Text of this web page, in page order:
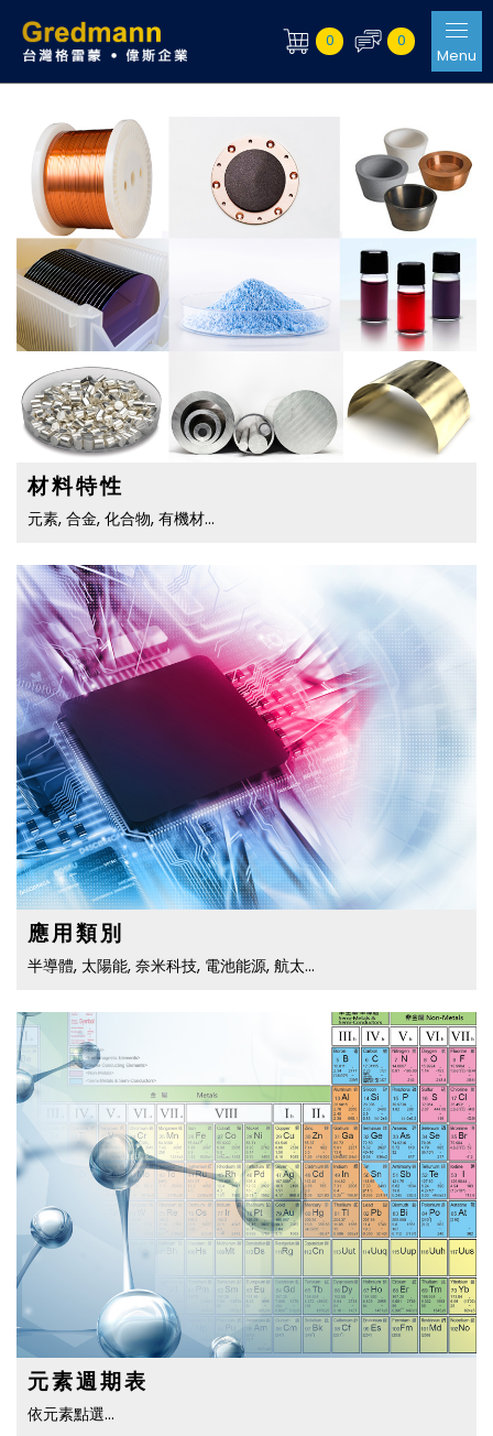
0
0
Menu
材料特性
元素, 合金, 化合物, 有機材…
應用類別
半導體, 太陽能, 奈米科技, 電池能源, 航太…
元素週期表
依元素點選…